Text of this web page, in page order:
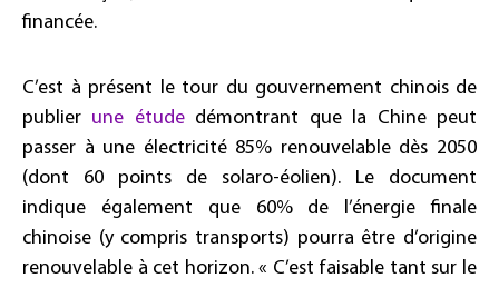
financée.
C’est à présent le tour du gouvernement chinois de
publier une étudedémontrant que la Chine peut
passer à une électricité 85% renouvelable dès 2050
(dont 60 points de solaro-éolien). Le document
indique également que 60% de l’énergie finale
chinoise (y compris transports) pourra être d’origine
renouvelable à cet horizon. « C’est faisable tant sur le